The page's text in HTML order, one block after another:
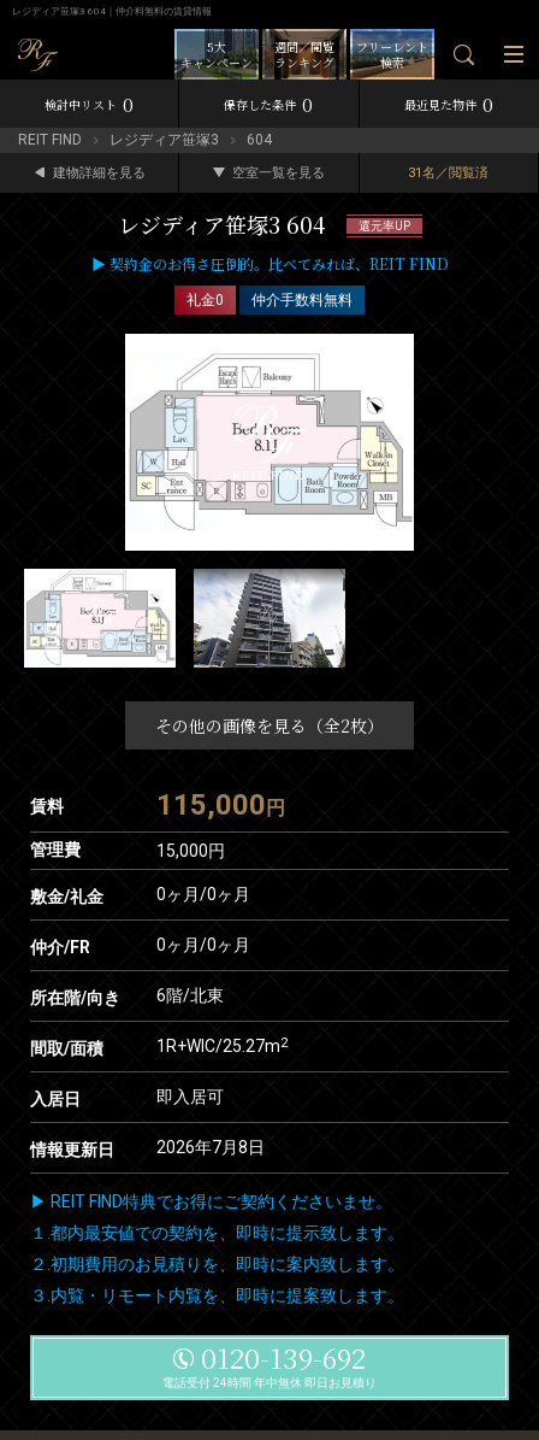
レジディア笹塚3 604｜仲介料無料の賃貸情報
フリーレント
検索
週間／閲覧
ランキング
5大
キャンペーン
検討中リスト 0 保存した条件 0 最近見た物件 0
REIT FIND レジディア笹塚3 604
建物詳細を見る 空室一覧を見る 31名／閲覧済
レジディア笹塚3 604 還元率UP
▶ 契約金のお得さ圧倒的。比べてみれば、REIT FIND
礼金0 仲介手数料無料
その他の画像を見る（全2枚）
賃料 115,000 円
管理費 15,000円
敷金/礼金 0ヶ月/0ヶ月
仲介/FR 0ヶ月/0ヶ月
所在階/向き 6階/北東
間取/面積 1R+WIC/25.27m2
入居日 即入居可
情報更新日 2026年7月8日
▶ REIT FIND特典でお得にご契約くださいませ。
１.都内最安値での契約を、即時に提示致します。
２.初期費用のお見積りを、即時に案内致します。
３.内覧・リモート内覧を、即時に提案致します。
0120-139-692
電話受付 24時間 年中無休 即日お見積り